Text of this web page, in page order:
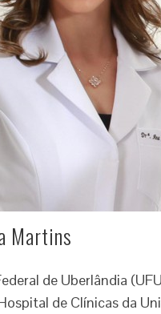
Martins
de Uberlândia
de Clínicas da